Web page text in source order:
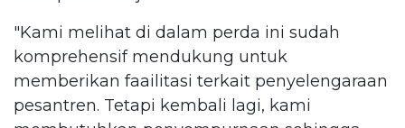
"Kami melihat di dalam perda ini sudah
komprehensif mendukung untuk
memberikan faailitasi terkait penyelengaraan
pesantren. Tetapi kembali lagi, kami